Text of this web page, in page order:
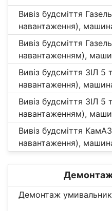
Вивіз будсміття
навантаження),
Вивіз будсміття
навантаженням),
Вивіз будсміття ЗІЛ 5
навантаження),
Вивіз будсміття ЗІЛ 5
навантаженням),
Вивіз будсміття
навантаження),
Демонтаж
Демонтаж